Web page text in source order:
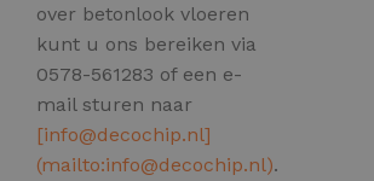
over betonlook vloeren
kunt u ons bereiken via
0578-561283 of een e-
mail sturen naar
[info@decochip.nl]
(mailto:info@decochip.nl).